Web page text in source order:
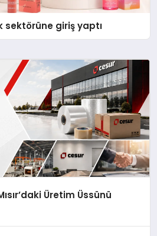
sektörüne giriş yaptı
Üretim Üssünü